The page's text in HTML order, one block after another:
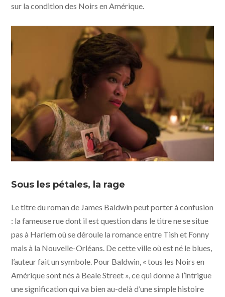
sur la condition des Noirs en Amérique.
Mars Distribution
Sous les pétales, la rage
Le titre du roman de James Baldwin peut porter à confusion
: la fameuse rue dont il est question dans le titre ne se situe
pas à Harlem où se déroule la romance entre Tish et Fonny
mais à la Nouvelle-Orléans. De cette ville où est né le blues,
l’auteur fait un symbole. Pour Baldwin, « tous les Noirs en
Amérique sont nés à Beale Street », ce qui donne à l’intrigue
une signification qui va bien au-delà d’une simple histoire